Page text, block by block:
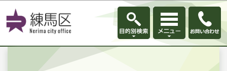
このページの本文へ移動